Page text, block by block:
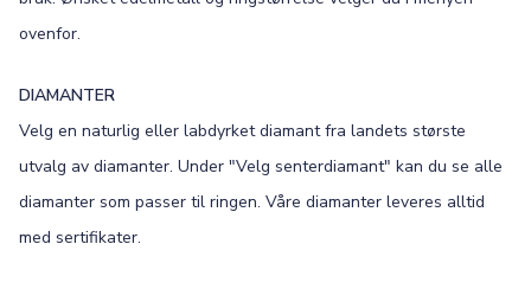
FONT
ovenfor.
DIAMANTER
Velg en naturlig eller labdyrket diamant fra landets største
utvalg av diamanter. Under "Velg senterdiamant" kan du se alle
diamanter som passer til ringen. Våre diamanter leveres alltid
med sertifikater.